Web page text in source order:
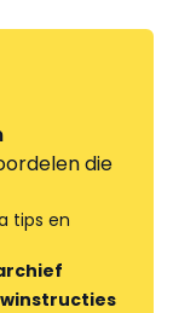
die
tips en